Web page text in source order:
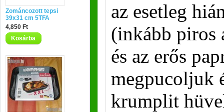
Zománcozott tepsi
39x31 cm 5TFA
4,850 Ft
Kosárba
az esetleg
(inkább piros
és az erős
megpucoljuk
krumplit